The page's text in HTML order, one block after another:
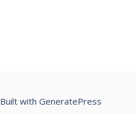
Built with GeneratePress